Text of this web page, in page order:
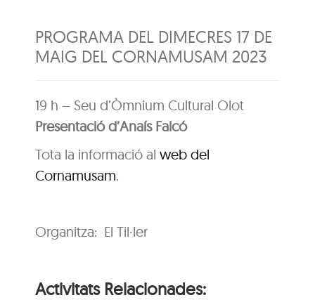
PROGRAMA DEL DIMECRES 17 DE
MAIG DEL CORNAMUSAM 2023
19 h – Seu d’Òmnium Cultural Olot
Presentació d’Anaís Falcó
Tota la informació al web del
Cornamusam.
Organitza: El Til·ler
Activitats Relacionades: